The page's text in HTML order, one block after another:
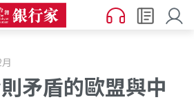
矛盾的歐盟與中